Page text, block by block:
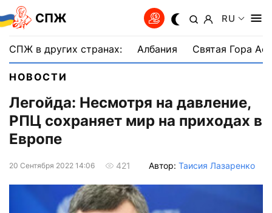
СПЖ RU
СПЖ в других странах: Албания Святая Гора
НОВОСТИ
Легойда: Несмотря на давление,
РПЦ сохраняет мир на приходах в
Европе
20 Сентября 2022 14:06 421 Автор: Таисия Лазаренко